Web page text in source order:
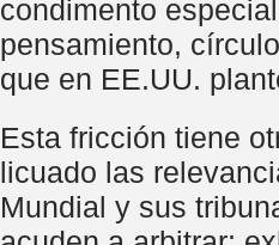
condimento
pensamiento,
que en EE.UU.
Esta fricción tiene
licuado las
Mundial y sus